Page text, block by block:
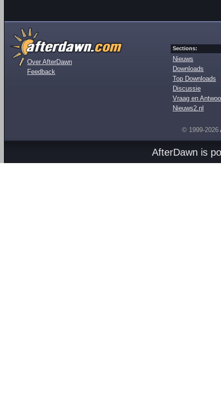
Over AfterDawn
Feedback
Sections:
Nieuws
Downloads
Top Downloads
Discussie
Vraag en
Nieuws2.nl
© 1999-2026
AfterDawn is